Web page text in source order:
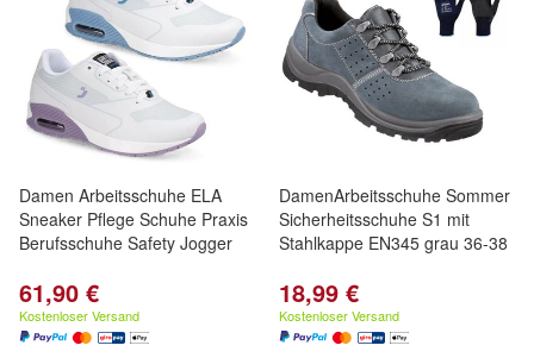
Damen Arbeitsschuhe ELA
Sneaker Pflege Schuhe Praxis
Berufsschuhe Safety Jogger
61,90 €
Kostenloser Versand
DamenArbeitsschuhe Sommer
Sicherheitsschuhe S1 mit
Stahlkappe EN345 grau 36-38
18,99 €
Kostenloser Versand